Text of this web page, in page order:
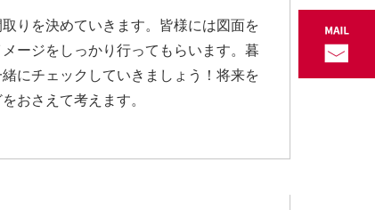
りを決めていきます。皆様には図面を
ージをしっかり行ってもらいます。暮
にチェックしていきましょう！将来を
おさえて考えます。